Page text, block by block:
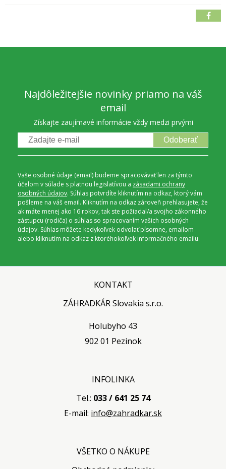
Najdôležitejšie novinky priamo na váš
email
Získajte zaujímavé informácie vždy medzi prvými
Odoberať
Vaše osobné údaje (email) budeme spracovávať len za týmto
účelom v súlade s platnou legislatívou a zásadami ochrany
osobných údajov. Súhlas potvrdíte kliknutím na odkaz, ktorý vám
pošleme na váš email. Kliknutím na odkaz zároveň prehlasujete, že
ak máte menej ako 16 rokov, tak ste požiadal/a svojho zákonného
zástupcu (rodiča) o súhlas so spracovaním vašich osobných
údajov. Súhlas môžete kedykoľvek odvolať písomne, emailom
alebo kliknutím na odkaz z ktoréhokoľvek informačného emailu.
KONTAKT
ZÁHRADKÁR Slovakia s.r.o.
Holubyho 43
902 01 Pezinok
INFOLINKA
Tel.: 033 / 641 25 74
E-mail: info@zahradkar.sk
VŠETKO O NÁKUPE